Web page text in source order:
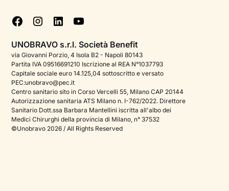
Podcast di psicologia
Corporate
Psicologo italiano all'estero
Approfondimenti sulla salute mentale
Sala stampa
Cookie policy
Gestisci cookie
UNOBRAVO s.r.l. Società Benefit
via Giovanni Porzio, 4 Isola B2 - Napoli 80143
Partita IVA 09516691210 Iscrizione al REA N°1037793
Capitale sociale euro 14.125,04 sottoscritto e versato
PEC:unobravo@pec.it
Centro sanitario sito in Corso Vercelli 55, Milano CAP 20144
Autorizzazione sanitaria ATS Milano n. I-762/2022. Direttore
Sanitario Dott.ssa Barbara Mantellini iscritta all'albo dei
Medici Chirurghi della provincia di Milano, n° 37532
©Unobravo 2026 / All Rights Reserved